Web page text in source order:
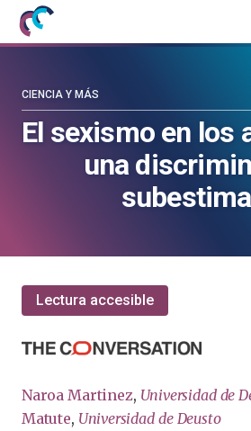
Mujeres
con
blog
El sexismo en los
una
CIENCIA Y MÁS
Lectura accesible
Naroa Martinez, Universidad de
Matute, Universidad de Deusto